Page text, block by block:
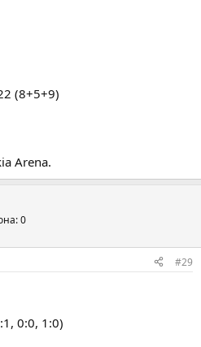
(8+5+9)
Arena.
0
#29
0:0, 1:0)